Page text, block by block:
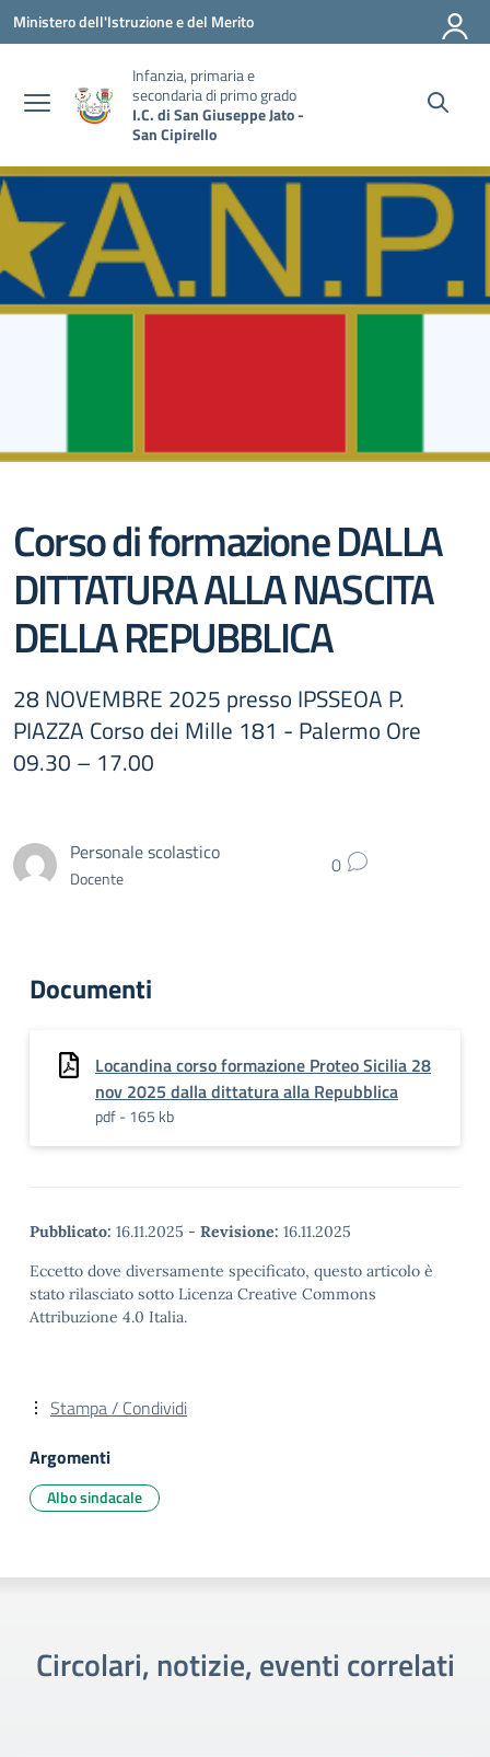
Vai ai contenuti
Vai al menu di navigazione
Vai al footer
Ministero dell'Istruzione e del Merito
Infanzia, primaria e
secondaria di primo grado
I.C. di San Giuseppe Jato -
San Cipirello
Corso di formazione DALLA
DITTATURA ALLA NASCITA
DELLA REPUBBLICA
28 NOVEMBRE 2025 presso IPSSEOA P.
PIAZZA Corso dei Mille 181 - Palermo Ore
09.30 – 17.00
Personale scolastico
Docente 0
Documenti
Locandina corso formazione Proteo Sicilia 28
nov 2025 dalla dittatura alla Repubblica
pdf - 165 kb
Pubblicato: 16.11.2025 - Revisione: 16.11.2025
Eccetto dove diversamente specificato, questo articolo è
stato rilasciato sotto Licenza Creative Commons
Attribuzione 4.0 Italia.
Stampa / Condividi
Argomenti
Albo sindacale
Circolari, notizie, eventi correlati